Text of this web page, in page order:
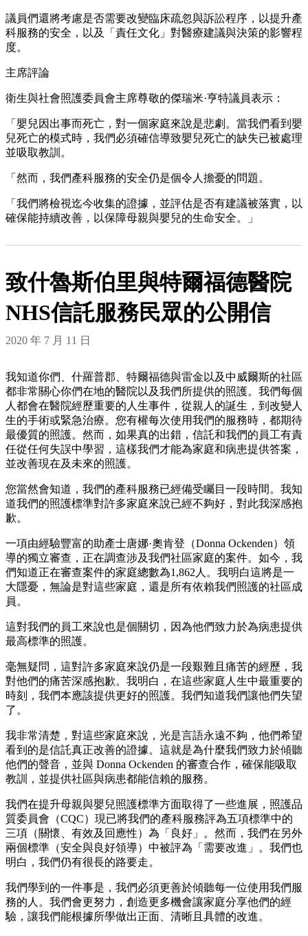
議員們還將考慮是否需要改變臨床疏忽與訴訟程序，以提升產
科服務的安全，以及「責任文化」對醫療建議與決策的影響程
度。
主席評論
衛生與社會照護委員會主席尊敬的傑瑞米·亨特議員表示：
「嬰兒因出事而死亡，對一個家庭來說是悲劇。當我們看到嬰
兒死亡的模式時，我們必須確信導致嬰兒死亡的缺失已被處理
並吸取教訓。
「然而，我們產科服務的安全仍是個令人擔憂的問題。
「我們將檢視迄今收集的證據，並評估是否有建議被落實，以
確保能持續改善，以保障母親與嬰兒的生命安全。」
致什魯斯伯里與特爾福德醫院
NHS信託服務民眾的公開信
2020 年 7 月 11 日
我知道你們、什羅普郡、特爾福德與雷金以及中威爾斯的社區
都非常關心你們在地的醫院以及我們所提供的照護。我們每個
人都會在醫院經歷重要的人生事件，從親人的誕生，到改變人
生的手術或緊急治療。您有權每次使用我們的服務時，都期待
最優質的照護。然而，如果真的出錯，信託和我們的員工有責
任從任何失誤中學習，這樣我們才能為家庭和病患提供答案，
並改善現在及未來的照護。
您當然會知道，我們的產科服務已經備受矚目一段時間。我知
道我們的照護標準對許多家庭來說已經不夠好，對此我深感抱
歉。
一項由經驗豐富的助產士唐娜·奧肯登（Donna Ockenden）領
導的獨立審查，正在調查涉及我們社區家庭的案件。如今，我
們知道正在審查案件的家庭總數為1,862人。我明白這將是一
大隱憂，無論是對這些家庭，還是所有依賴我們照護的社區成
員。
這對我們的員工來說也是個關切，因為他們致力於為病患提供
最高標準的照護。
毫無疑問，這對許多家庭來說仍是一段艱難且痛苦的經歷，我
對他們的痛苦深感抱歉。我明白，在這些家庭人生中最重要的
時刻，我們本應該提供更好的照護。我們知道我們讓他們失望
了。
我非常清楚，對這些家庭來說，光是言語永遠不夠，他們希望
看到的是信託真正改善的證據。這就是為什麼我們致力於傾聽
他們的聲音，並與 Donna Ockenden 的審查合作，確保能吸取
教訓，並提供社區與病患都能信賴的服務。
我們在提升母親與嬰兒照護標準方面取得了一些進展，照護品
質委員會（CQC）現已將我們的產科服務評為五項標準中的
三項（關懷、有效及回應性）為「良好」。然而，我們在另外
兩個標準（安全與良好領導）中被評為「需要改進」。我們也
明白，我們仍有很長的路要走。
我們學到的一件事是，我們必須更善於傾聽每一位使用我們服
務的人。我們會更努力，創造更多機會讓家庭分享他們的經
驗，讓我們能根據所學做出正面、清晰且具體的改進。